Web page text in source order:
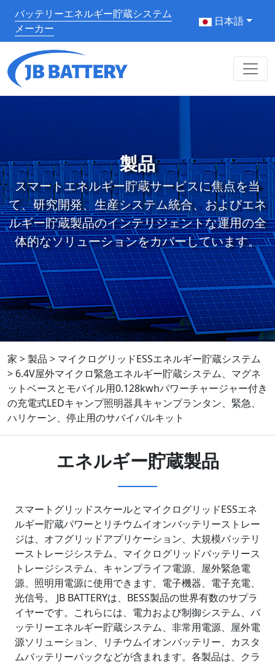
バッテリーエネルギー貯蔵システム
メーカー
日本語
製品
スマートエネルギー貯蔵サービスに焦点を当
て、研究開発、生産システム統合、およびエネ
ルギー貯蔵製品のインテリジェントな運用の全
体的なソリューションをカバーしています。
家 >製品 > マイクログリッドESSエネルギー貯蔵システム
> 6.4V屋外マイクロ緊急エネルギー貯蔵システム、マグネ
ットベースとモバイル用0.128kwhパワーチャージャー付き
の充電式LEDキャンプ照明器具キャンプランタン、緊急、
ハリケーン、停止用のサバイバルキット
エネルギー貯蔵製品
スマートグリッドスケールとマイクログリッドESSエネ
ルギー貯蔵パワーとリチウムイオンバッテリーストレー
ジは、オフグリッドアプリケーション、大規模バッテリ
ーストレージシステム、マイクログリッドバッテリース
トレージシステム、キャンプライフ電源、屋外緊急電
源、照明用電源に使用できます、電子機器、電子充電、
光信号。 JB BATTERYは、BESS製品の世界有数のサプラ
イヤーです。これらには、電力および制御システム、バ
ッテリーエネルギー貯蔵システム、非常用電源、屋外電
源ソリューション、リチウムイオンバッテリー、カスタ
ムバッテリーパックなどが含まれます。各製品は、クラ